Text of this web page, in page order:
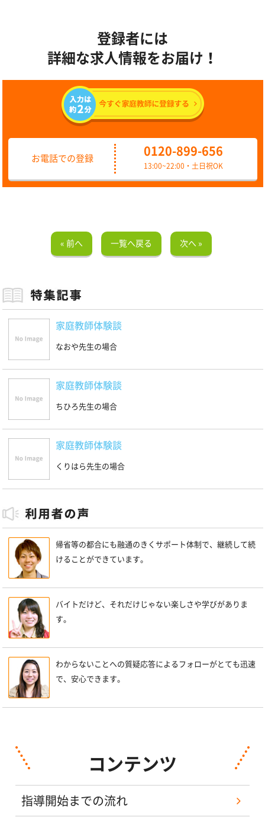
登録者には
詳細な求人情報をお届け！
お電話での登録
0120-899-656
13:00~22:00・土日祝OK
« 前へ 一覧へ戻る 次へ »
家庭教師体験談
なおや先生の場合
家庭教師体験談
ちひろ先生の場合
家庭教師体験談
くりはら先生の場合
帰省等の都合にも融通のきくサポート体制で、継続して続
けることができています。
バイトだけど、それだけじゃない楽しさや学びがありま
す。
わからないことへの質疑応答によるフォローがとても迅速
で、安心できます。
コンテンツ
指導開始までの流れ